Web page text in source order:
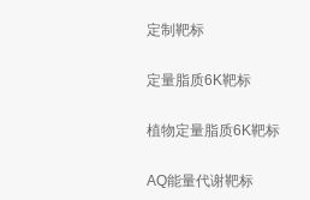
定制靶标
定量脂质6K靶标
植物定量脂质6K靶标
AQ能量代谢靶标